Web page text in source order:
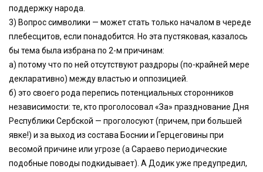
поддержку народа.
3) Вопрос символики — может стать только началом в череде
плебесцитов, если понадобится. Но эта пустяковая, казалось
бы тема была избрана по 2-м причинам:
а) потому что по ней отсутствуют раздроры (по-крайней мере
декларативно) между властью и оппозицией.
б) это своего рода перепись потенциальных сторонников
независимости: те, кто проголосовал «За» празднование Дня
Республики Сербской — проголосуют (причем, при большей
явке!) и за выход из состава Боснии и Герцеговины при
весомой причине или угрозе (а Сараево периодические
подобные поводы подкидывает). А Додик уже предупредил,